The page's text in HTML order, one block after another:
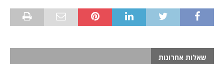
שאלות אחרונות